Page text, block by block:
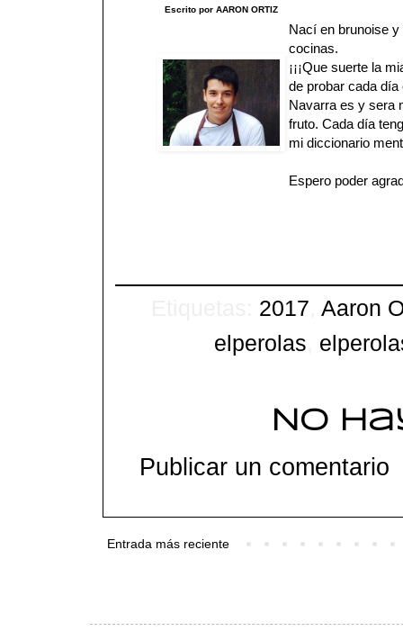
Escrito por AARON ORTIZ
Nací en brunoise
cocinas.
¡¡¡Que suerte la
de probar cada
Navarra es y sera
fruto. Cada día
mi diccionario
Espero poder
2017 ,Aaron
elperolas
No
Publicar un comentario
Entrada más reciente